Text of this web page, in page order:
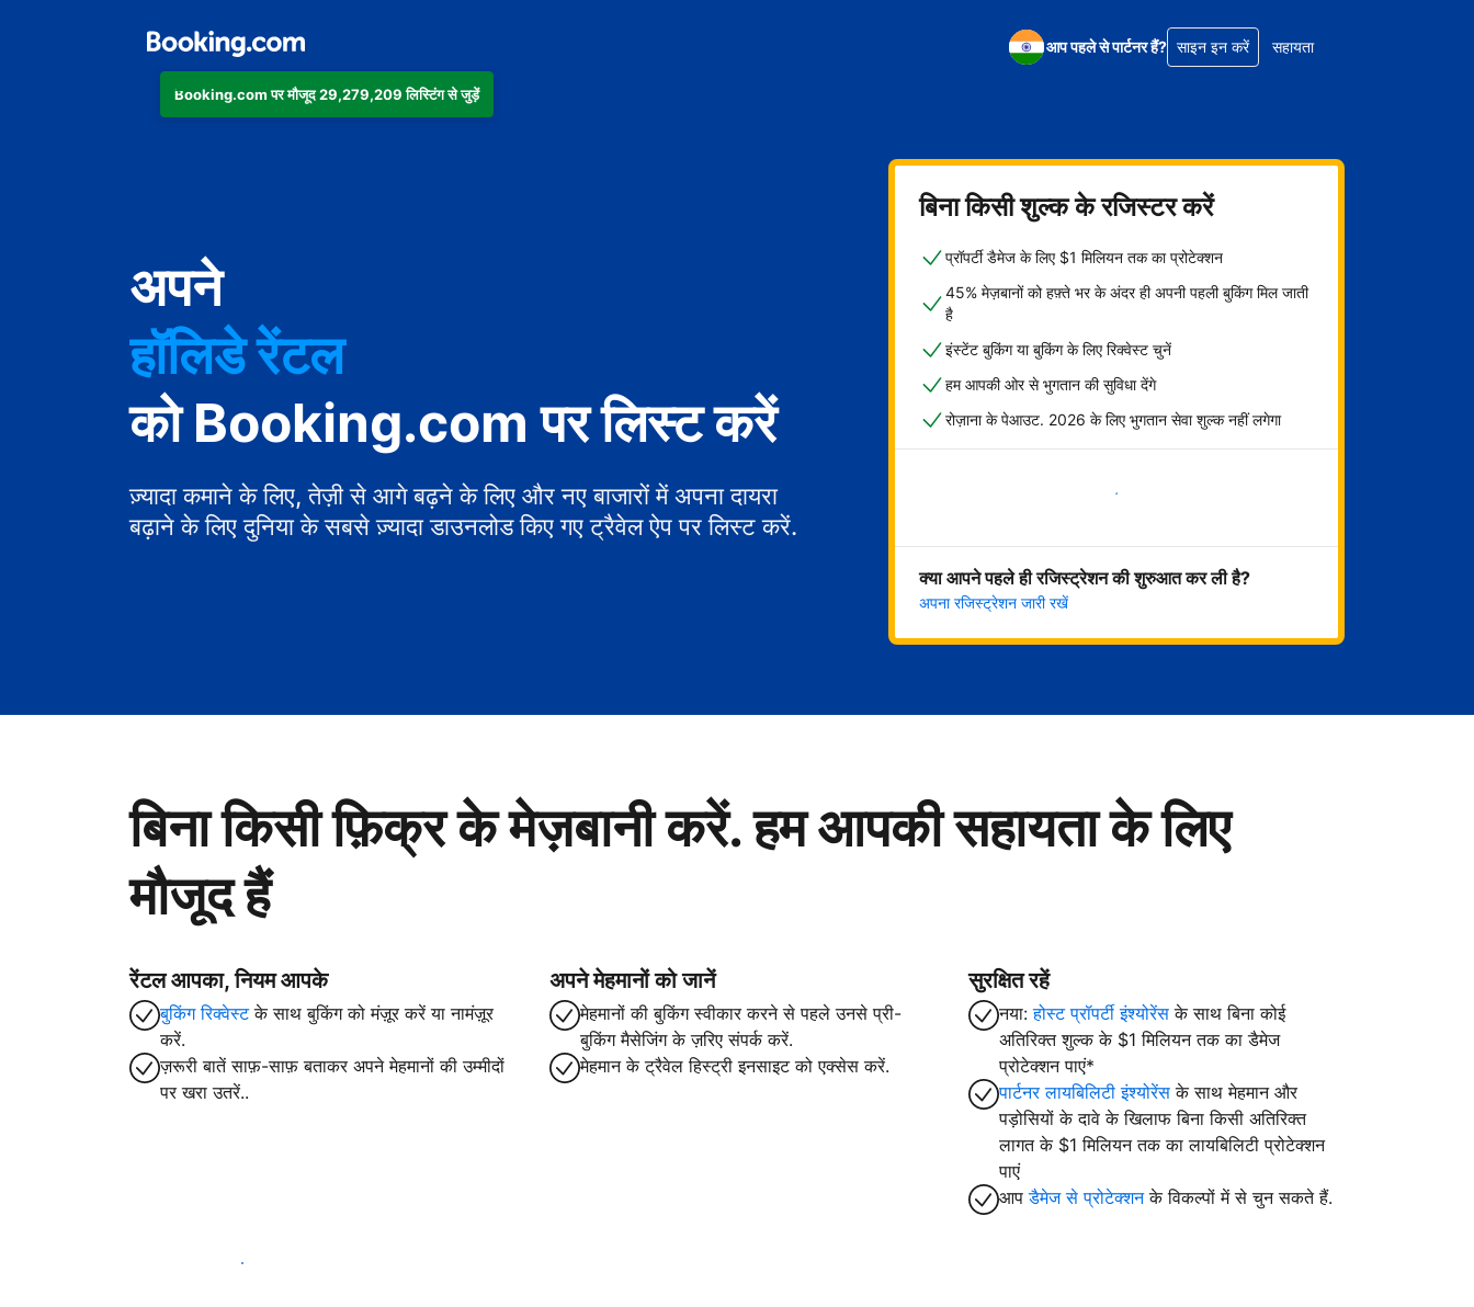
Booking.com पर मौजूद 29,279,209 लिस्टिंग से जुड़ें
आप पहले से पार्टनर हैं? साइन इन करें सहायता
अपने
होटल
हॉलिडे रेंटल
गेस्ट हाउस
बेड एंड ब्रेकफ़ास्ट
को Booking.com पर लिस्ट करें
ज़्यादा कमाने के लिए, तेज़ी से आगे बढ़ने के लिए और नए बाजारों में अपना दायरा
बढ़ाने के लिए दुनिया के सबसे ज़्यादा डाउनलोड किए गए ट्रैवेल ऐप पर लिस्ट करें.
बिना किसी शुल्क के रजिस्टर करें
प्रॉपर्टी डैमेज के लिए $1 मिलियन तक का प्रोटेक्शन
45% मेज़बानों को हफ़्ते भर के अंदर ही अपनी पहली बुकिंग मिल जाती
है
इंस्टेंट बुकिंग या बुकिंग के लिए रिक्वेस्ट चुनें
हम आपकी ओर से भुगतान की सुविधा देंगे
रोज़ाना के पेआउट. 2026 के लिए भुगतान सेवा शुल्क नहीं लगेगा
अभी शुरू करें
क्या आपने पहले ही रजिस्ट्रेशन की शुरुआत कर ली है?
अपना रजिस्ट्रेशन जारी रखें
बिना किसी फ़िक्र के मेज़बानी करें. हम आपकी सहायता के लिए
मौजूद हैं
रेंटल आपका, नियम आपके
बुकिंग रिक्वेस्टके साथ बुकिंग को मंज़ूर करें या नामंज़ूर
करें.
ज़रूरी बातें साफ़-साफ़ बताकर अपने मेहमानों की उम्मीदों
पर खरा उतरें..
अपने मेहमानों को जानें
मेहमानों की बुकिंग स्वीकार करने से पहले उनसे प्री-
बुकिंग मैसेजिंग के ज़रिए संपर्क करें.
मेहमान के ट्रैवेल हिस्ट्री इनसाइट को एक्सेस करें.
सुरक्षित रहें
नया:होस्ट प्रॉपर्टी इंश्योरेंस के साथ बिना कोई
अतिरिक्त शुल्क के $1 मिलियन तक का डैमेज
प्रोटेक्शन पाएं*
पार्टनर लायबिलिटी इंश्योरेंस के साथ मेहमान और
पड़ोसियों के दावे के खिलाफ बिना किसी अतिरिक्त
लागत के $1 मिलियन तक का लायबिलिटी प्रोटेक्शन
पाएं
आपडैमेज से प्रोटेक्शनके विकल्पों में से चुन सकते हैं.
आज ही हमारे साथ मेजबानी करें